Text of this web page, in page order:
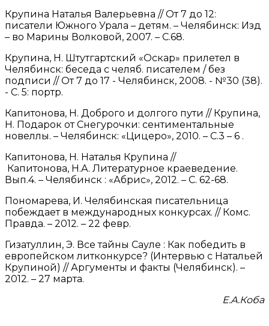
Крупина Наталья Валерьевна // От 7 до 12:
писатели Южного Урала – детям. – Челябинск: Изд
– во Марины Волковой, 2007. – С.68.
Крупина, Н. Штутгартский «Оскар» прилетел в
Челябинск: беседа с челяб. писателем / без
подписи // От 7 до 17 - Челябинск, 2008. - №30 (38).
- С. 5: портр.
Капитонова, Н. Доброго и долгого пути // Крупина,
Н. Подарок от Снегурочки: сентиментальные
новеллы. – Челябинск: «Цицеро», 2010. – С.3 – 6 .
Капитонова, Н. Наталья Крупина //
Капитонова, Н.А. Литературное краеведение.
Вып.4. – Челябинск : «Абрис», 2012. – С. 62-68.
Пономарева, И. Челябинская писательница
побеждает в международных конкурсах. // Комс.
Правда. – 2012. – 22 февр.
Гизатуллин, Э. Все тайны Сауле : Как победить в
европейском литконкурсе? (Интервью с Натальей
Крупиной) // Аргументы и факты (Челябинск). –
2012. – 27 марта.
Е.А.Коба